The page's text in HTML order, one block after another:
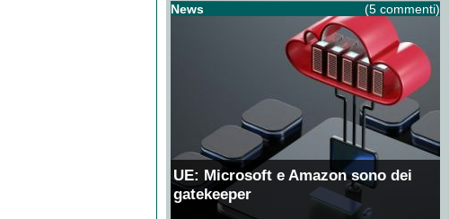
News (5 commenti)
UE: Microsoft e Amazon sono dei
gatekeeper